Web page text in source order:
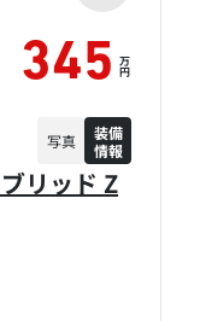
リッド Z
345 万
円
写真
装備
情報